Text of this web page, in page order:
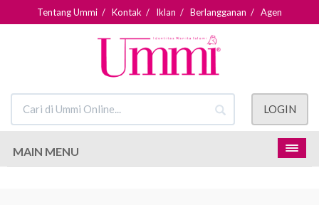
Tentang Ummi / Kontak / Iklan / Berlangganan / Agen
LOGIN
MAIN MENU